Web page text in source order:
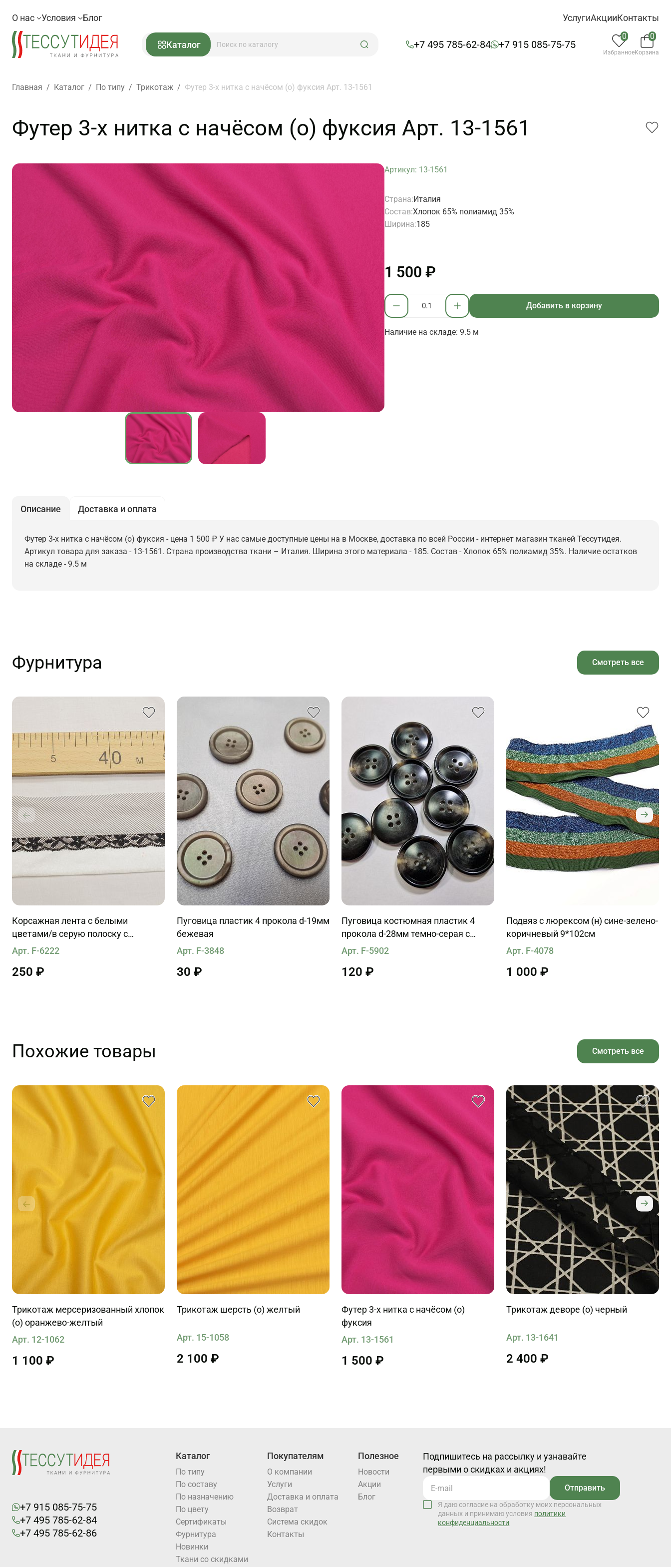
О нас Условия Блог УслугиАкцииКонтакты
Каталог +7 495 785-62-84 +7 915 085-75-75
0
Избранное
0
Корзина
Главная / Каталог / По типу / Трикотаж / Футер 3-х нитка с начёсом (о) фуксия Арт. 13-1561
Футер 3-х нитка с начёсом (о) фуксия Арт. 13-1561
Артикул: 13-1561
Страна:Италия
Состав:Хлопок 65% полиамид 35%
Ширина:185
1 500 ₽
Добавить в корзину
Наличие на складе: 9.5 м
Описание Доставка и оплата
Футер 3-х нитка с начёсом (о) фуксия - цена 1 500 ₽ У нас самые доступные цены на в Москве, доставка по всей России - интернет магазин тканей Тессутидея.
Артикул товара для заказа - 13-1561. Страна производства ткани – Италия. Ширина этого материала - 185. Состав - Хлопок 65% полиамид 35%. Наличие остатков
на складе - 9.5 м
Фурнитура Смотреть все
Корсажная лента с белыми
цветами/в серую полоску с
кружевом
Арт. F-6222
250 ₽
Пуговица пластик 4 прокола d-19мм
бежевая
Арт. F-3848
30 ₽
Пуговица костюмная пластик 4
прокола d-28мм темно-серая с
бежевыми вкраплениями
Арт. F-5902
120 ₽
Подвяз с люрексом (н) сине-зелено-
коричневый 9*102см
Арт. F-4078
1 000 ₽
Похожие товары Смотреть все
Трикотаж мерсеризованный хлопок
(о) оранжево-желтый
Арт. 12-1062
1 100 ₽
Трикотаж шерсть (о) желтый
Арт. 15-1058
2 100 ₽
Футер 3-х нитка с начёсом (о)
фуксия
Арт. 13-1561
1 500 ₽
Трикотаж деворе (о) черный
Арт. 13-1641
2 400 ₽
+7 915 085-75-75
+7 495 785-62-84
+7 495 785-62-86
Каталог
По типу
По составу
По назначению
По цвету
Cертификаты
Фурнитура
Новинки
Ткани со скидками
Покупателям
О компании
Услуги
Доставка и оплата
Возврат
Система скидок
Контакты
Полезное
Новости
Акции
Блог
Подпишитесь на рассылку и узнавайте
первыми о скидках и акциях!
Отправить
Я даю согласие на обработку моих персональных
данных и принимаю условия политики
конфиденциальности